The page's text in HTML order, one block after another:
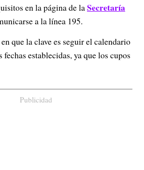
en la página de laSecretaría
a la línea 195.
que la clave es seguir el calendario
fechas establecidas, ya que los cupos
Publicidad